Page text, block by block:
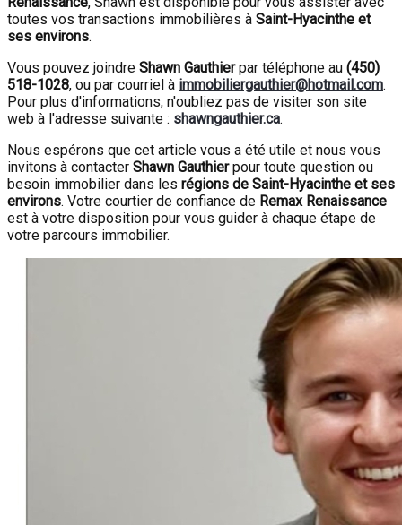
toutes vos transactions immobilières à Saint-Hyacinthe et
ses environs.
Vous pouvez joindre Shawn Gauthierpar téléphone au (450)
518-1028, ou par courriel à immobiliergauthier@hotmail.com.
Pour plus d'informations, n'oubliez pas de visiter son site
web à l'adresse suivante : shawngauthier.ca.
Nous espérons que cet article vous a été utile et nous vous
invitons à contacter Shawn Gauthierpour toute question ou
besoin immobilier dans les régions de Saint-Hyacinthe et ses
environs. Votre courtier de confiance de Remax Renaissance
est à votre disposition pour vous guider à chaque étape de
votre parcours immobilier.